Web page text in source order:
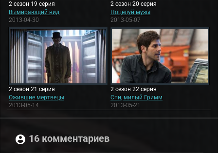
2 сезон 19 серия
Вымирающий вид
2013-04-30
2 сезон 20 серия
Поцелуй музы
2013-05-07
2 сезон 21 серия
Ожившие мертвецы
2013-05-14
2 сезон 22 серия
Спи, милый Гримм
2013-05-21
16 комментариев